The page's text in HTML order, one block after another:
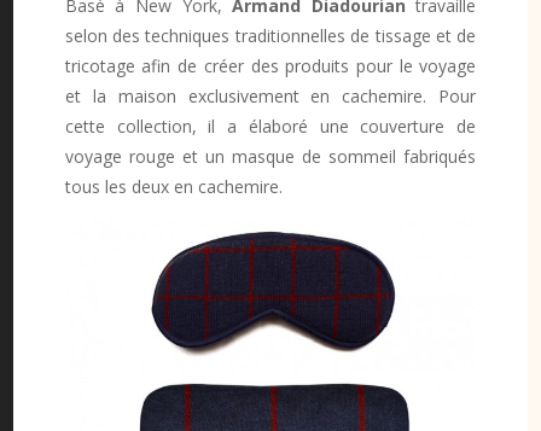
Basé à New York,Armand Diadourian travaille
selon des techniques traditionnelles de tissage et de
tricotage afin de créer des produits pour le voyage
et la maison exclusivement en cachemire. Pour
cette collection, il a élaboré une couverture de
voyage rouge et un masque de sommeil fabriqués
tous les deux en cachemire.